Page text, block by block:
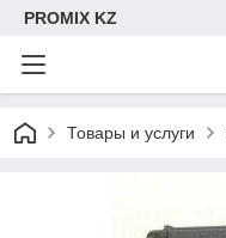
PROMIX KZ
Товары и услуги